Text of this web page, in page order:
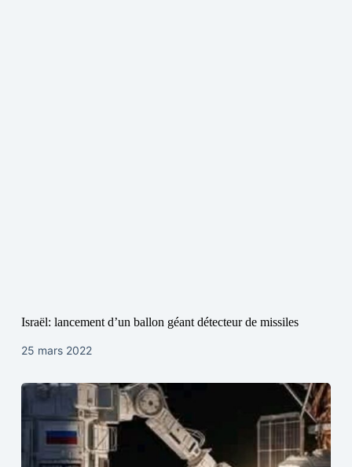
Israël: lancement d’un ballon géant détecteur de missiles
25 mars 2022